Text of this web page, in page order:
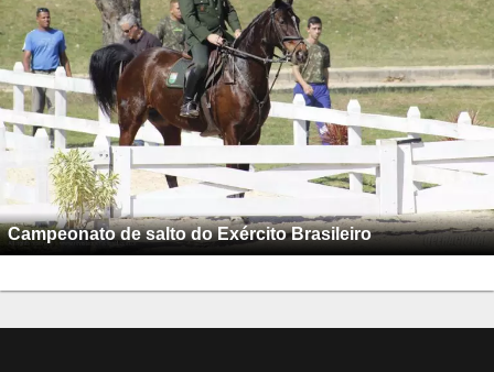
Campeonato de salto do Exército Brasileiro